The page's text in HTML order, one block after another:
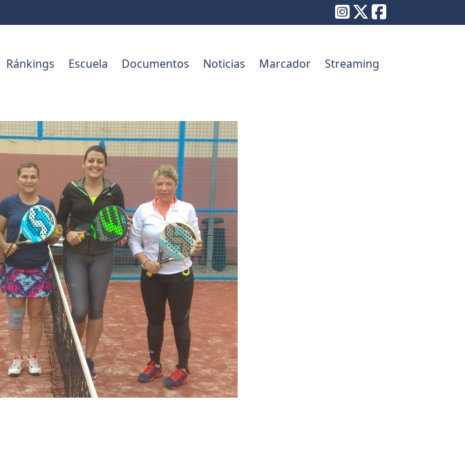
Ránkings Escuela Documentos Noticias Marcador Streaming